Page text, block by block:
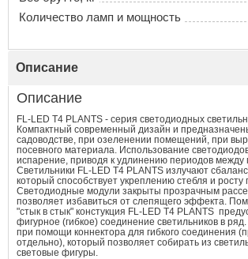
Количество ламп и мощность
Описание
Описание
FL-LED T4 PLANTS - серия светодиодных
Компактный современный дизайн и
садоводстве, при озеленении помещений, при
посевного материала. Использование
испарение, приводя к удлинению периодов между
Светильники FL-LED T4 PLANTS излучают
который способствует укреплению стебля и росту
Светодиодные модули закрыты прозрачным
позволяет избавиться от слепящего эффекта.
"стык в стык" констукция FL-LED T4 PLANTS
фигурное (гибкое) соединение светильников в
при помощи коннектора для гибкого соединения
отдельно), который позволяет собирать из
световые фигуры.